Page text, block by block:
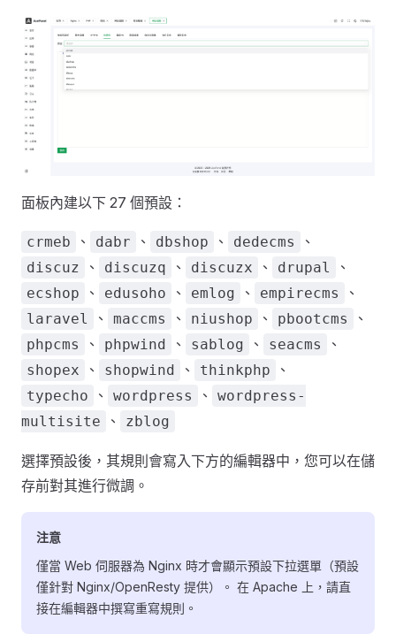
面板內建以下 27 個預設：
crmeb 、 dabr 、 dbshop 、 dedecms 、
discuz 、 discuzq 、 discuzx 、 drupal 、
ecshop 、 edusoho 、 emlog 、 empirecms 、
laravel 、 maccms 、 niushop 、 pbootcms 、
phpcms 、 phpwind 、 sablog 、 seacms 、
shopex 、 shopwind 、 thinkphp 、
typecho 、 wordpress 、
wordpress-
multisite
、 zblog
選擇預設後，其規則會寫入下方的編輯器中，您可以在儲
存前對其進行微調。
注意
僅當 Web 伺服器為 Nginx 時才會顯示預設下拉選單（預設
僅針對 Nginx/OpenResty 提供）。 在 Apache 上，請直
接在編輯器中撰寫重寫規則。